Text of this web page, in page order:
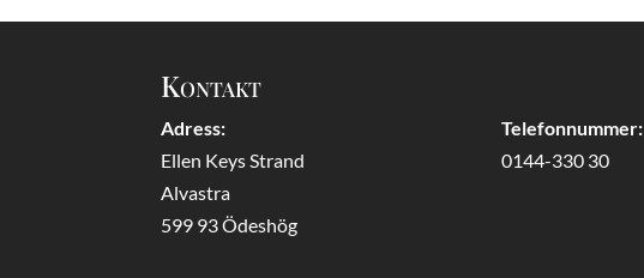
Kontakt
Adress:
Ellen Keys Strand
Alvastra
599 93 Ödeshög
Telefonnummer:
0144-330 30